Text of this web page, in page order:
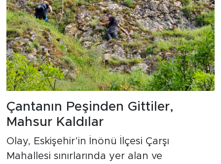
Çantanın Peşinden Gittiler,
Mahsur Kaldılar
Olay, Eskişehir’in İnönü İlçesi Çarşı
Mahallesi sınırlarında yer alan ve